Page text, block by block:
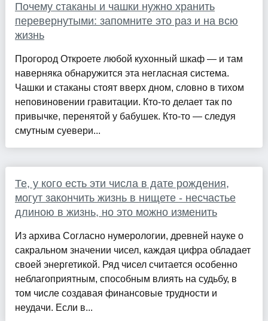
Почему стаканы и чашки нужно хранить
перевернутыми: запомните это раз и на всю
жизнь
Прогород Откроете любой кухонный шкаф — и там
наверняка обнаружится эта негласная система.
Чашки и стаканы стоят вверх дном, словно в тихом
неповиновении гравитации. Кто-то делает так по
привычке, перенятой у бабушек. Кто-то — следуя
смутным суевери...
Те, у кого есть эти числа в дате рождения,
могут закончить жизнь в нищете - несчастье
длиною в жизнь, но это можно изменить
Из архива Согласно нумерологии, древней науке о
сакральном значении чисел, каждая цифра обладает
своей энергетикой. Ряд чисел считается особенно
неблагоприятным, способным влиять на судьбу, в
том числе создавая финансовые трудности и
неудачи. Если в...